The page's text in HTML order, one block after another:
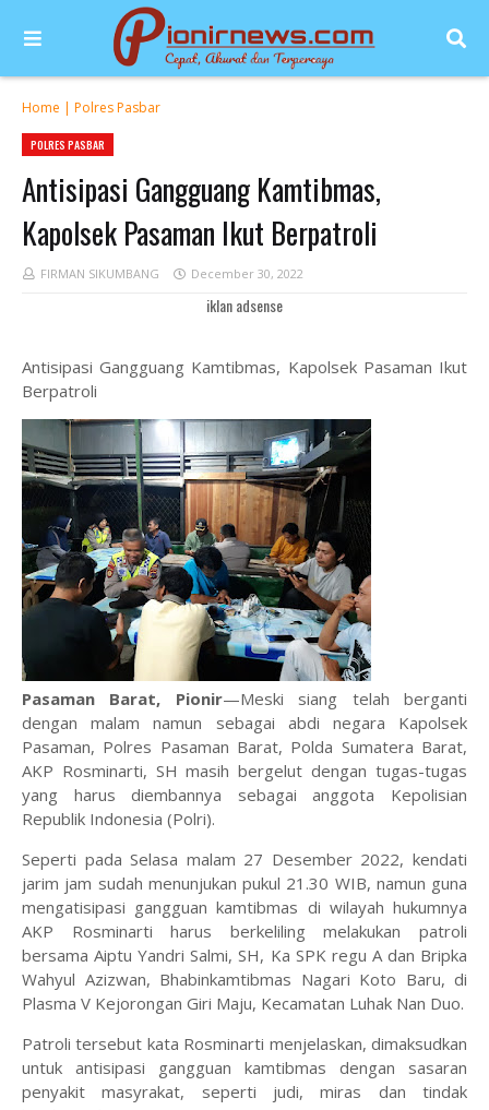
Home | Polres Pasbar
POLRES PASBAR
Antisipasi Gangguang Kamtibmas,
Kapolsek Pasaman Ikut Berpatroli
FIRMAN SIKUMBANG December 30, 2022
iklan adsense
Antisipasi Gangguang Kamtibmas, Kapolsek Pasaman Ikut
Berpatroli
Pasaman Barat, Pionir—Meski siang telah berganti
dengan malam namun sebagai abdi negara Kapolsek
Pasaman, Polres Pasaman Barat, Polda Sumatera Barat,
AKP Rosminarti, SH masih bergelut dengan tugas-tugas
yang harus diembannya sebagai anggota Kepolisian
Republik Indonesia (Polri).
Seperti pada Selasa malam 27 Desember 2022, kendati
jarim jam sudah menunjukan pukul 21.30 WIB, namun guna
mengatisipasi gangguan kamtibmas di wilayah hukumnya
AKP Rosminarti harus berkeliling melakukan patroli
bersama Aiptu Yandri Salmi, SH, Ka SPK regu A dan Bripka
Wahyul Azizwan, Bhabinkamtibmas Nagari Koto Baru, di
Plasma V Kejorongan Giri Maju, Kecamatan Luhak Nan Duo.
Patroli tersebut kata Rosminarti menjelaskan, dimaksudkan
untuk antisipasi gangguan kamtibmas dengan sasaran
penyakit masyrakat, seperti judi, miras dan tindak